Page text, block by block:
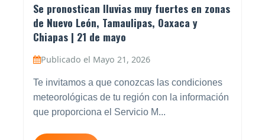
Se pronostican lluvias muy fuertes en zonas
de Nuevo León, Tamaulipas, Oaxaca y
Chiapas | 21 de mayo
Publicado el Mayo 21, 2026
Te invitamos a que conozcas las condiciones
meteorológicas de tu región con la información
que proporciona el Servicio M...